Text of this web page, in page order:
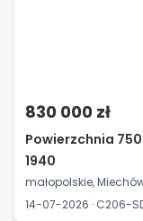
830 000 zł
Powierzchnia
1940
małopolskie,
14-07-2026 · C206-